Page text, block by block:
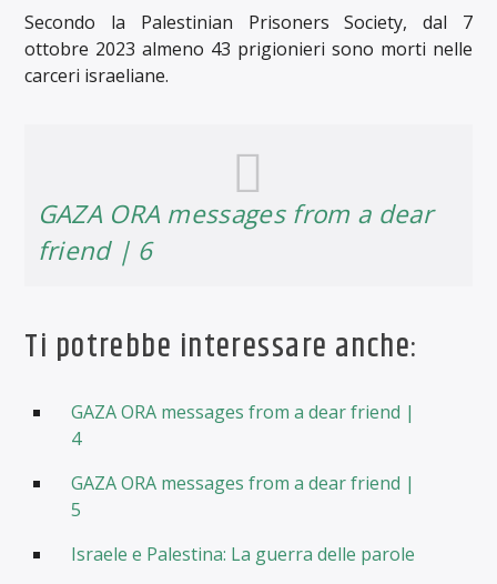
Secondo la Palestinian Prisoners Society, dal 7
ottobre 2023 almeno 43 prigionieri sono morti nelle
carceri israeliane.
GAZA ORA messages from a dear
friend | 6
Ti potrebbe interessare anche:
GAZA ORA messages from a dear friend |
4
GAZA ORA messages from a dear friend |
5
Israele e Palestina: La guerra delle parole